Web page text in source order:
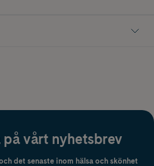
på vårt nyhetsbrev
det senaste inom hälsa och skönhet